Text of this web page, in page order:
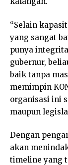
“Selain
yang sangat
punya
gubernur,
baik tanpa
memimpin
organisasi ini
maupun
Dengan
akan
timeline yang